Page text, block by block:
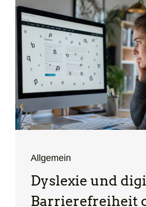
Allgemein
Dyslexie und
Barrierefreiheit